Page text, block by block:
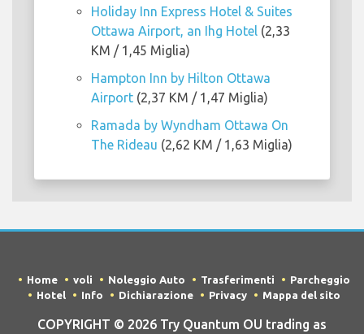
Holiday Inn Express Hotel & Suites
Ottawa Airport, an Ihg Hotel (2,33
KM / 1,45 Miglia)
Hampton Inn by Hilton Ottawa
Airport (2,37 KM / 1,47 Miglia)
Ramada by Wyndham Ottawa On
The Rideau (2,62 KM / 1,63 Miglia)
Home voli Noleggio Auto Trasferimenti
Parcheggio
Hotel
Info Dichiarazione Privacy Mappa del sito
COPYRIGHT © 2026 Try Quantum OU trading as